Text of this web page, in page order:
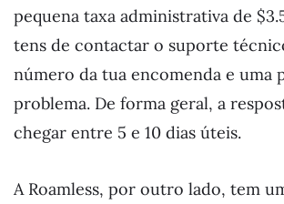
pequena taxa administrativa de
tens de contactar o suporte
número da tua encomenda e uma
problema. De forma geral, a
chegar entre 5 e 10 dias úteis.
A Roamless, por outro lado, tem